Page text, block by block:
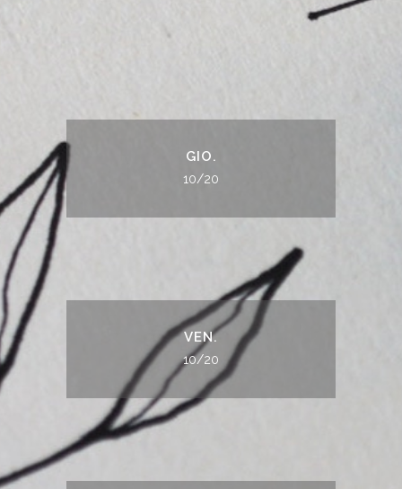
GIO.
10/20
VEN.
10/20